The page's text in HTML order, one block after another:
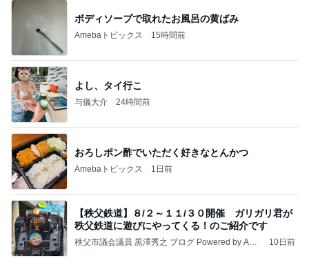
ボディソープで取れたお風呂の黄ばみ
Amebaトピックス 15時間前
よし、タイ行こ
与儀大介 24時間前
おろしポン酢でいただく好きなとんかつ
Amebaトピックス 1日前
【秩父鉄道】８/２～１１/３０開催 ガリガリ君が
秩父鉄道に遊びにやってくる！のご紹介です
秩父市議会議員 黒澤秀之 ブログ Powered by Ame
10日前